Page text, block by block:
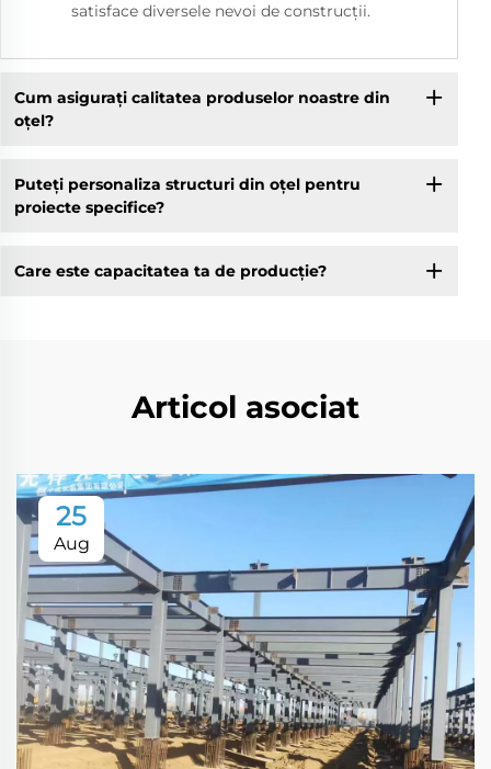
satisface diversele nevoi de construcții.
Cum asigurați calitatea produselor noastre din
oțel?
Puteți personaliza structuri din oțel pentru
proiecte specifice?
Care este capacitatea ta de producție?
Articol asociat
25
Aug